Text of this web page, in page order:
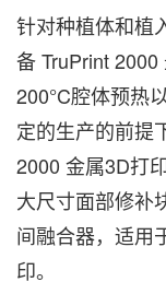
针对种植体和植
备 TruPrint
200°C腔体预热
定的生产的前提
2000 金属3D打
大尺寸面部修补
间融合器，适用
印。